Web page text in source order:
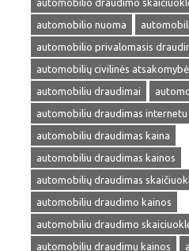
automobilio draudimo
automobilio nuoma
automobilio privalomasis
automobilių civilinės
automobiliu draudimai
automobiliu draudimas internetu
automobiliu draudimas kaina
automobiliu draudimas kainos
automobilių draudimas
automobiliu draudimo kainos
automobiliu draudimo
automobiliu draudimu kainos